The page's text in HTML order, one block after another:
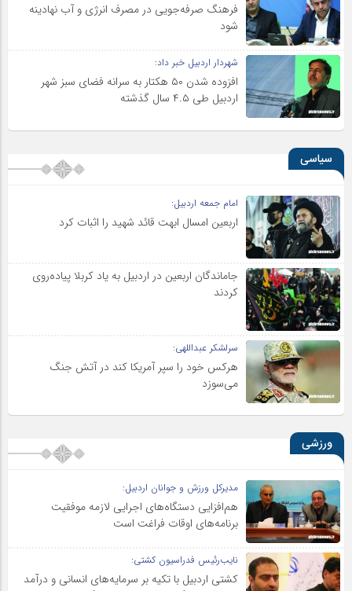
فرهنگ صرفه‌جویی در مصرف انرژی و آب نهادینه
شود
شهردار اردبیل خبر داد:
افزوده شدن ۵۰ هکتار به سرانه فضای سبز شهر
اردبیل طی ۴.۵ سال گذشته
سیاسی
امام جمعه اردبیل:
اربعین امسال ابهت قائد شهید را اثبات کرد
جاماندگان اربعین در اردبیل به یاد کربلا پیاده‌روی
کردند
سرلشکر عبداللهی:
هرکس خود را سپر آمریکا کند در آتش جنگ
می‌سوزد
ورزشی
مدیرکل ورزش و جوانان اردبیل:
هم‌افزایی دستگاه‌های اجرایی لازمه موفقیت
برنامه‌های اوقات فراغت است
نایب‌رئیس فدراسیون کشتی:
کشتی اردبیل با تکیه بر سرمایه‌های انسانی و درآمد